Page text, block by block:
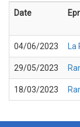
Date
04/06/2023
29/05/2023
18/03/2023